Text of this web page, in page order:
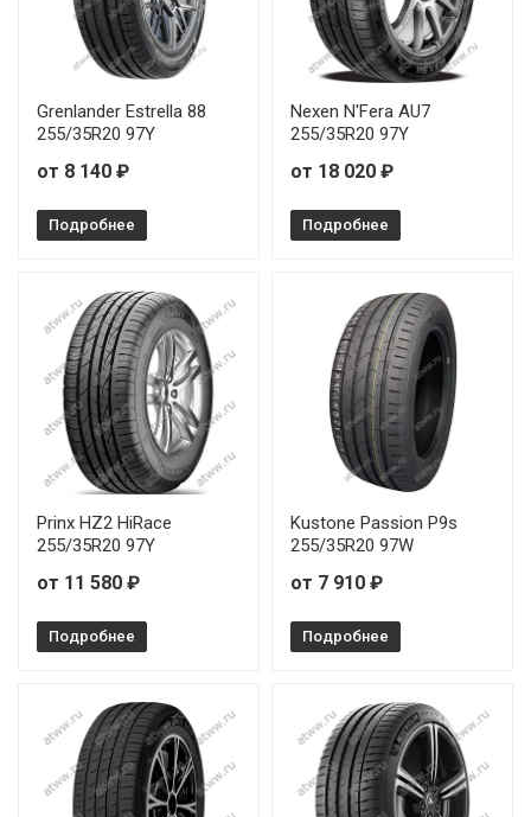
Grenlander Estrella 88
255/35R20 97Y
от 8 140 ₽
Подробнее
Nexen N'Fera AU7
255/35R20 97Y
от 18 020 ₽
Подробнее
Prinx HZ2 HiRace
255/35R20 97Y
от 11 580 ₽
Подробнее
Kustone Passion P9s
255/35R20 97W
от 7 910 ₽
Подробнее